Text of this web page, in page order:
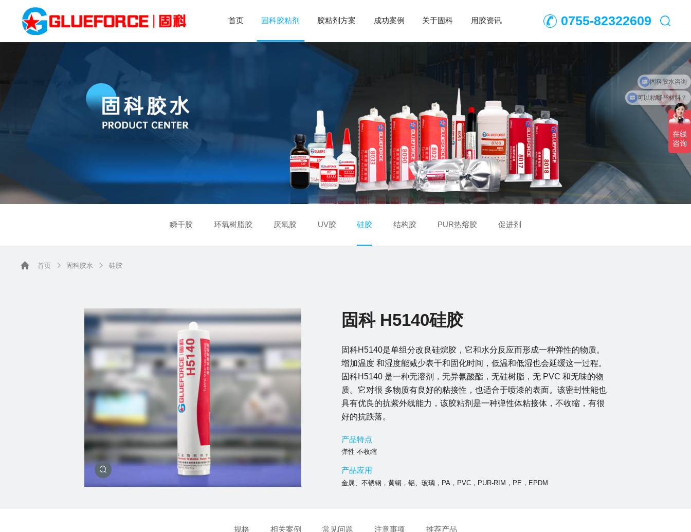
首页 固科胶粘剂 胶粘剂方案 成功案例 关于固科 用胶资讯 0755-82322609
瞬干胶 环氧树脂胶 厌氧胶 UV胶 硅胶 结构胶 PUR热熔胶 促进剂
首页 固科胶水 硅胶
固科 H5140硅胶
固科H5140是单组分改良硅烷胶，它和水分反应而形成一种弹性的物质。
增加温度 和湿度能减少表干和固化时间，低温和低湿也会延缓这一过程。
固科H5140 是一种无溶剂，无异氰酸酯，无硅树脂，无 PVC 和无味的物
质。它对很 多物质有良好的粘接性，也适合于喷漆的表面。该密封性能也
具有优良的抗紫外线能力，该胶粘剂是一种弹性体粘接体，不收缩，有很
好的抗跌落。
产品特点
弹性 不收缩
产品应用
金属、不锈钢，黄铜，铝、玻璃，PA，PVC，PUR-RIM，PE，EPDM
规格 相关案例 常见问题 注意事项 推荐产品
可以粘哪些材料？